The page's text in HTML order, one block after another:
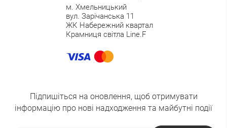
м. Хмельницький
вул. Зарічанська 11
ЖК Набережний квартал
Крамниця світла Line.F
Підпишіться на оновлення, щоб отримувати
інформацію про нові надходження та майбутні події